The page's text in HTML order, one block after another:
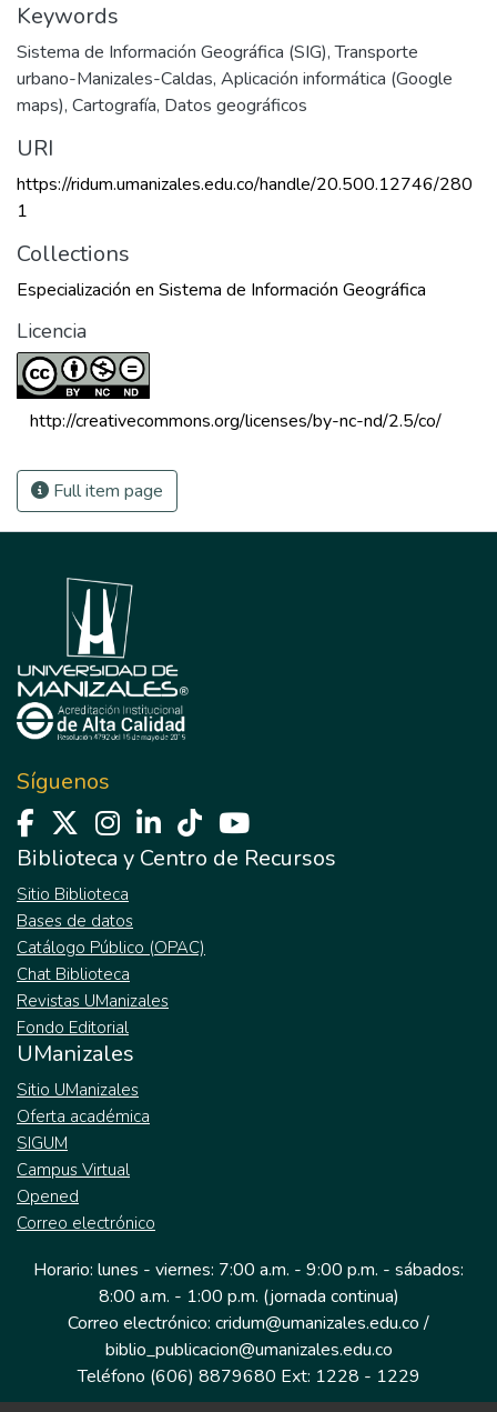
Keywords
Sistema de Información Geográfica (SIG),Transporte
urbano-Manizales-Caldas, Aplicación informática (Google
maps), Cartografía, Datos geográficos
URI
https://ridum.umanizales.edu.co/handle/20.500.12746/280
1
Collections
Especialización en Sistema de Información Geográfica
Licencia
http://creativecommons.org/licenses/by-nc-nd/2.5/co/
Full item page
Síguenos
Biblioteca y Centro de Recursos
Sitio Biblioteca
Bases de datos
Catálogo Público (OPAC)
Chat Biblioteca
Revistas UManizales
Fondo Editorial
UManizales
Sitio UManizales
Oferta académica
SIGUM
Campus Virtual
Opened
Correo electrónico
Horario: lunes - viernes: 7:00 a.m. - 9:00 p.m. - sábados:
8:00 a.m. - 1:00 p.m. (jornada continua)
Correo electrónico: cridum@umanizales.edu.co /
biblio_publicacion@umanizales.edu.co
Teléfono (606) 8879680 Ext: 1228 - 1229